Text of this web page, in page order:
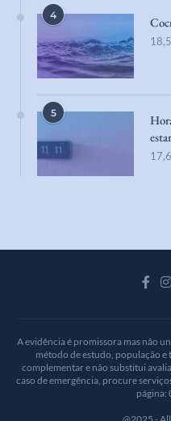
4
5
A evidência é promissora mas não
método de estudo, população
complementar e não substitui
caso de emergência, procure
página: